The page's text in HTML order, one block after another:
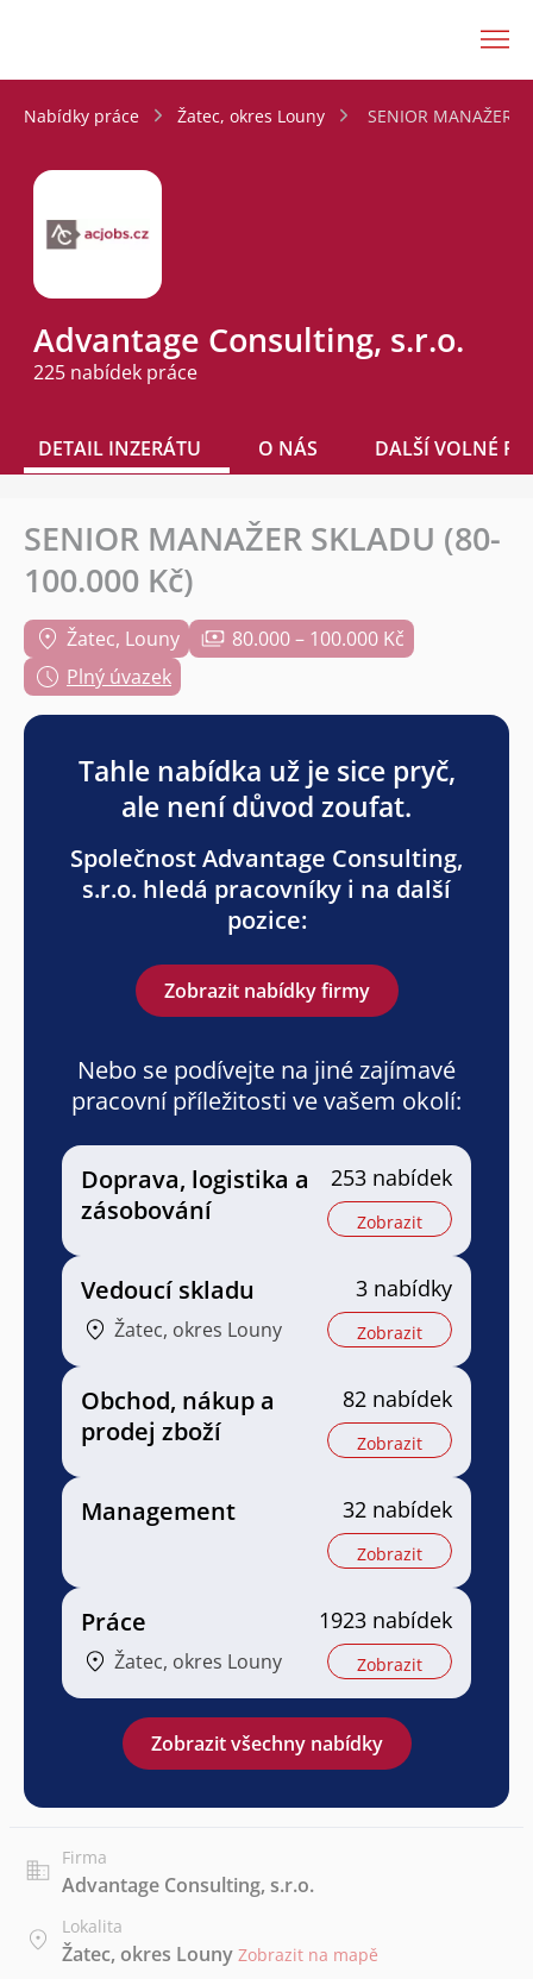
Nabídky práce Žatec, okres Louny SENIOR MANAŽER
Advantage Consulting, s.r.o.
225 nabídek práce
DETAIL INZERÁTU O NÁS DALŠÍ VOLNÉ
SENIOR MANAŽER SKLADU (80-
100.000 Kč)
Žatec, Louny
80.000 – 100.000 Kč
Plný úvazek
Tahle nabídka už je sice pryč,
ale není důvod zoufat.
Společnost Advantage Consulting,
s.r.o. hledá pracovníky i na další
pozice:
Zobrazit nabídky firmy
Nebo se podívejte na jiné zajímavé
pracovní příležitosti ve vašem okolí:
Doprava, logistika a
zásobování
253 nabídek
Zobrazit
Vedoucí skladu
Žatec, okres Louny
3 nabídky
Zobrazit
Obchod, nákup a
prodej zboží
82 nabídek
Zobrazit
Management 32 nabídek
Zobrazit
Práce
Žatec, okres Louny
1923 nabídek
Zobrazit
Zobrazit všechny nabídky
Firma
Advantage Consulting, s.r.o.
Lokalita
Žatec, okres Louny Zobrazit na mapě